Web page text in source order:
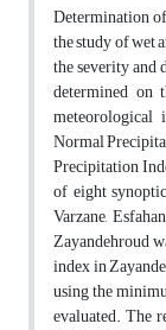
Determination
the study of wet
the severity and
determined on
Normal
Precipitation
of eight
Varzane,
Zayandehroud
index in
using the
evaluated. The